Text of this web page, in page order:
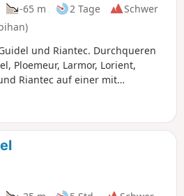
-65 m 2 Tage
Schwer
und Riantec. Durchqueren
Ploemeur, Larmor, Lorient,
Riantec auf einer mit
die Stadtzentren, die Sie auf